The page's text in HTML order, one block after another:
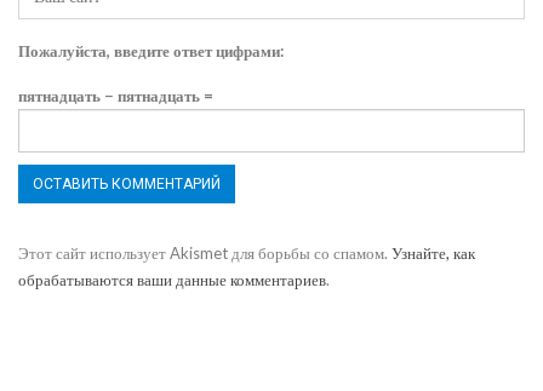
Пожалуйста, введите ответ цифрами:
пятнадцать − пятнадцать =
Этот сайт использует Akismet для борьбы со спамом. Узнайте, как
обрабатываются ваши данные комментариев.